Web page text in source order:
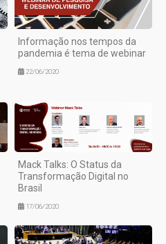
Informação nos tempos da
pandemia é tema de webinar
22/06/2020
Mack Talks: O Status da
Transformação Digital no
Brasil
17/06/2020